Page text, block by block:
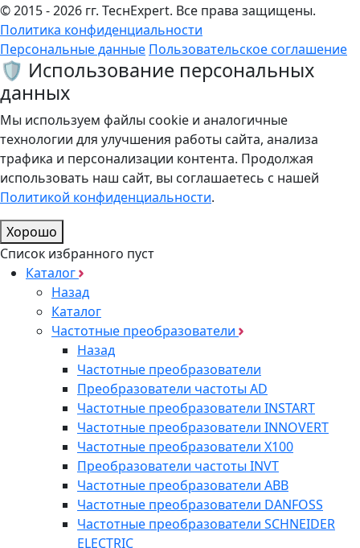
© 2015 - 2026 гг. ТеcнExpert. Все права защищены.
Политика конфиденциальности
Персональные данные Пользовательское соглашение
🛡️ Использование персональных
данных
Мы используем файлы cookie и аналогичные
технологии для улучшения работы сайта, анализа
трафика и персонализации контента. Продолжая
использовать наш сайт, вы соглашаетесь с нашей
Политикой конфиденциальности.
Хорошо
Список избранного пуст
Каталог
Назад
Каталог
Частотные преобразователи
Назад
Частотные преобразователи
Преобразователи частоты AD
Частотные преобразователи INSTART
Частотные преобразователи INNOVERT
Частотные преобразователи Х100
Преобразователи частоты INVT
Частотные преобразователи ABB
Частотные преобразователи DANFOSS
Частотные преобразователи SCHNEIDER
ELECTRIC